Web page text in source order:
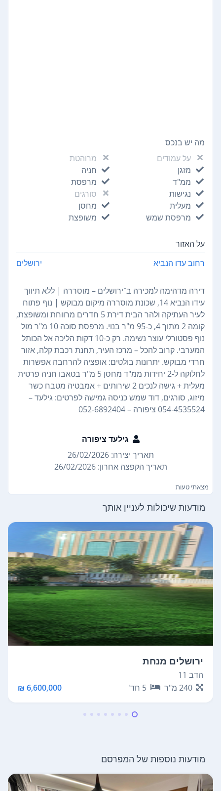
מה יש בנכס
על עמודים
מרוהטת
מזגן
חניה
ממ"ד
מרפסת
נגישות
סורגים
מעלית
מחסן
מרפסת שמש
משופצת
על האזור
רחוב עדו הנביא ירושלים
דירה מדהימה למכירה ב־ירושלים – מוסררה | ללא תיווך
עידו הנביא 14, שכונת מוסררה מיקום מבוקש | נוף פתוח
לעיר העתיקה ולהר הבית דירת 5 חדרים מרווחת ומשופצת,
קומה 2 מתוך 4, כ-95 מ"ר בנוי. מרפסת סוכה 10 מ"ר מול
נוף פסטורלי עוצר נשימה. רק כ-10 דקות הליכה אל הכותל
המערבי. קרוב להכל – מרכז העיר, תחנת רכבת קלה, אזור
חרדי מבוקש. יתרונות בולטים: אופציה להרחבה אפשרות
לחלוקה ל-2 יחידות ממ"ד מחסן 5 מ"ר בטאבו חניה פרטית
מעלית + גישה לנכים 2 שירותים + אמבטיה מטבח כשר
מיזוג, סורגים, דוד שמש כניסה גמישה לפרטים: גילעד –
054-4535524 ציפורה – 052-6892404
גילעד ציפורה
תאריך יצירה: 26/02/2026
תאריך הקפצה אחרון: 26/02/2026
מצאתי טעות
מודעות שיכולות לעניין אותך
ירושלים מנחת
הדב 11
240 מ"ר 5 חד' 6,600,000 ₪
מודעות נוספות של המפרסם